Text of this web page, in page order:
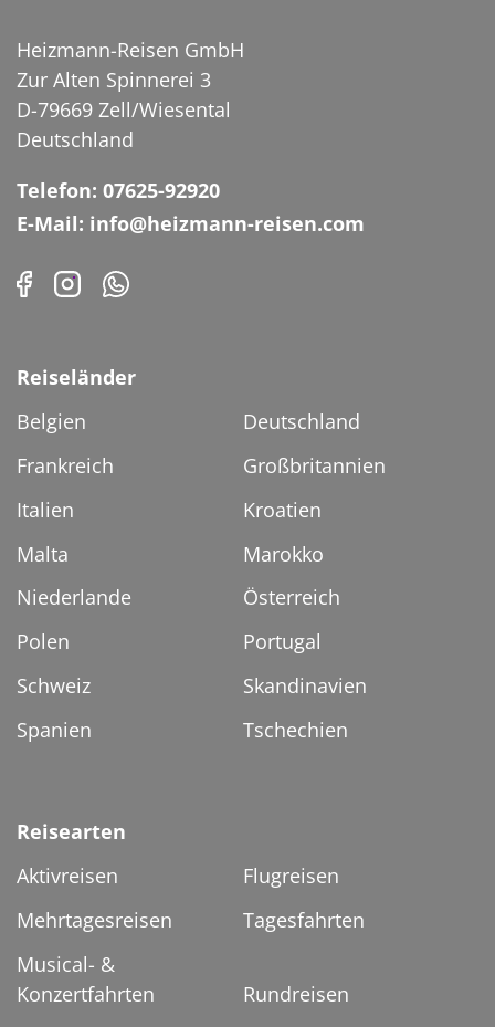
Stuttgart, Deutschland
© in.Stuttgart / Thomas Niedermüller
Heizmann-Reisen GmbH
Zur Alten Spinnerei 3
D-79669 Zell/Wiesental
Deutschland
Telefon: 07625-92920
E-Mail: info@heizmann-reisen.com
Reiseländer
Belgien
Deutschland
Frankreich
Großbritannien
Italien
Kroatien
Malta
Marokko
Niederlande
Österreich
Polen
Portugal
Schweiz
Skandinavien
Spanien
Tschechien
Reisearten
Aktivreisen
Flugreisen
Mehrtagesreisen
Tagesfahrten
Musical- &
Konzertfahrten
Rundreisen